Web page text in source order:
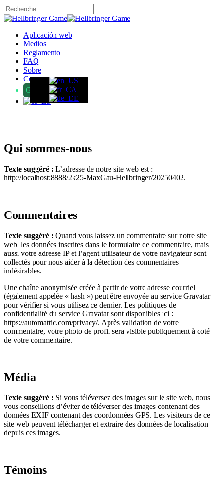
Skip
to
content
Close
Menu
Aplicación web
Medios
Reglamento
FAQ
Sobre
Contacto
GameFound
Qui sommes-nous
Texte suggéré : L’adresse de notre site web est :
http://localhost:8888/2k25-MaxGau-Hellbringer/20250402.
Commentaires
Texte suggéré : Quand vous laissez un commentaire sur notre site
web, les données inscrites dans le formulaire de commentaire, mais
aussi votre adresse IP et l’agent utilisateur de votre navigateur sont
collectés pour nous aider à la détection des commentaires
indésirables.
Une chaîne anonymisée créée à partir de votre adresse courriel
(également appelée « hash ») peut être envoyée au service Gravatar
pour vérifier si vous utilisez ce dernier. Les politiques de
confidentialité du service Gravatar sont disponibles ici :
https://automattic.com/privacy/. Après validation de votre
commentaire, votre photo de profil sera visible publiquement à coté
de votre commentaire.
Média
Texte suggéré : Si vous téléversez des images sur le site web, nous
vous conseillons d’éviter de téléverser des images contenant des
données EXIF contenant des coordonnées GPS. Les visiteurs de ce
site web peuvent télécharger et extraire des données de localisation
depuis ces images.
Témoins